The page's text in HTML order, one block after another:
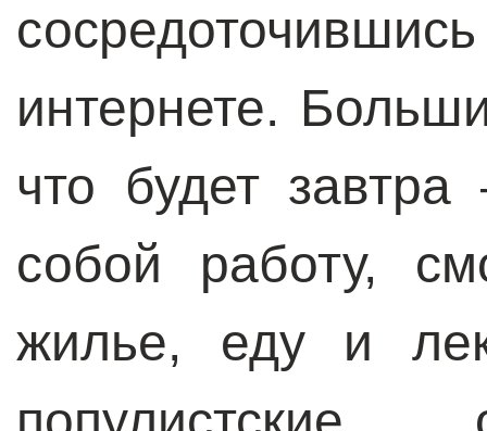
интернете.
что будет
собой работу,
жилье, еду и